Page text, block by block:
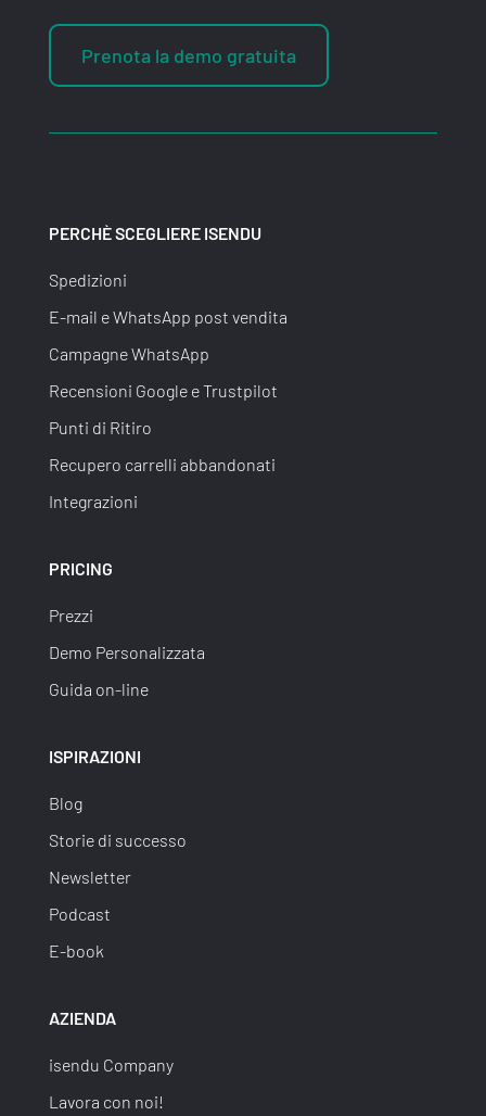
Prenota la demo gratuita
PERCHÈ SCEGLIERE ISENDU
Spedizioni
E-mail e WhatsApp post vendita
Campagne WhatsApp
Recensioni Google e Trustpilot
Punti di Ritiro
Recupero carrelli abbandonati
Integrazioni
PRICING
Prezzi
Demo Personalizzata
Guida on-line
ISPIRAZIONI
Blog
Storie di successo
Newsletter
Podcast
E-book
AZIENDA
isendu Company
Lavora con noi!